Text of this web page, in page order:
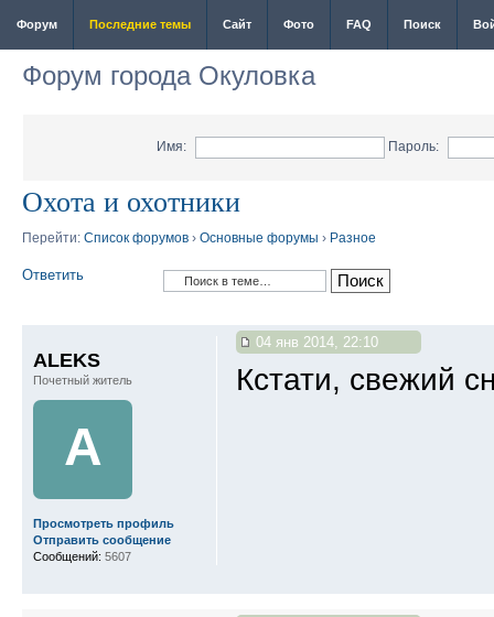
Форум Последние темы Сайт Фото FAQ Поиск
Форум города Окуловка
Имя: Пароль:
Охота и охотники
Перейти: Список форумов › Основные форумы › Разное
Ответить
04 янв 2014, 22:10
Кстати, свежий
ALEKS
Почетный житель
A
Просмотреть профиль
Отправить сообщение
Сообщений: 5607